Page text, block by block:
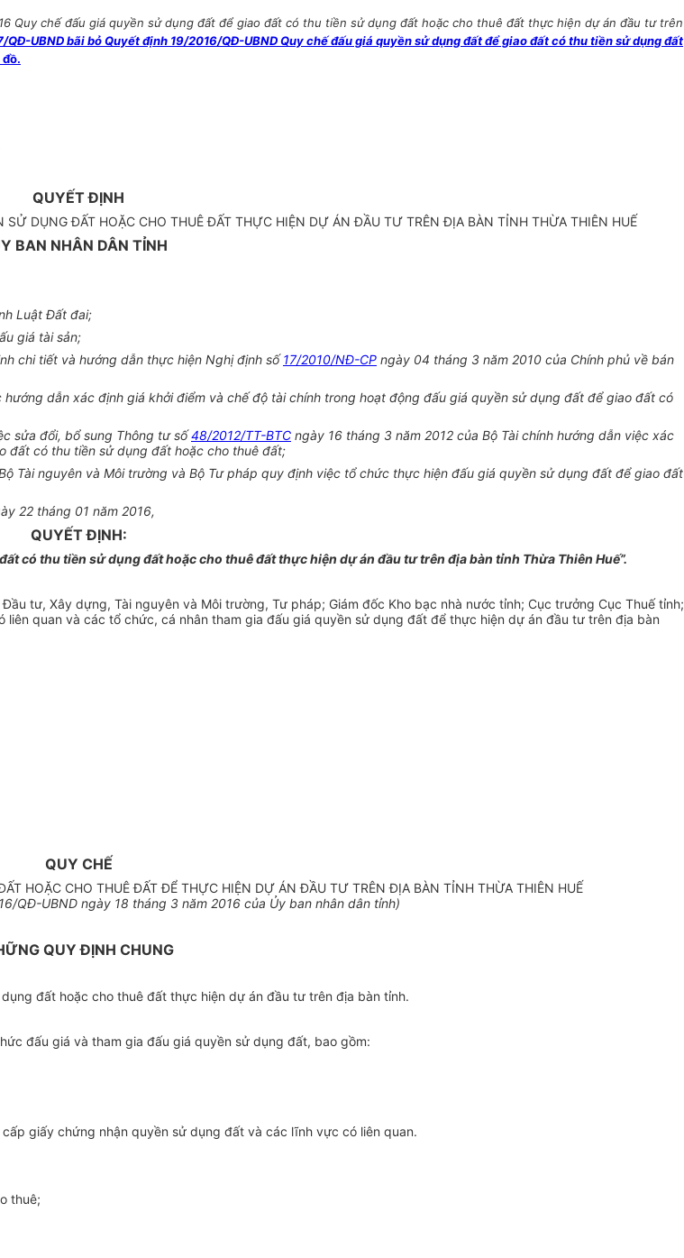
Quy chế đấu giá quyền sử dụng đất để giao đất có thu tiền sử dụng đất hoặc cho thuê đất thực hiện dự án đầu tư trên
QĐ-UBND bãi bỏ Quyết định 19/2016/QĐ-UBND Quy chế đấu giá quyền sử dụng đất để giao đất có thu tiền sử dụng đất
QUYẾT ĐỊNH
DỤNG ĐẤT HOẶC CHO THUÊ ĐẤT THỰC HIỆN DỰ ÁN ĐẦU TƯ TRÊN ĐỊA BÀN TỈNH THỪA THIÊN HUẾ
BAN NHÂN DÂN TỈNH
Luật Đất đai;
giá tài sản;
chi tiết và hướng dẫn thực hiện Nghị định số17/2010/NĐ-CP ngày 04 tháng 3 năm 2010 của Chính phủ về bán
dẫn xác định giá khởi điểm và chế độ tài chính trong hoạt động đấu giá quyền sử dụng đất để giao đất có
sửa đổi, bổ sung Thông tư số48/2012/TT-BTC ngày 16 tháng 3 năm 2012 của Bộ Tài chính hướng dẫn việc xác
đất có thu tiền sử dụng đất hoặc cho thuê đất;
Tài nguyên và Môi trường và Bộ Tư pháp quy định việc tổ chức thực hiện đấu giá quyền sử dụng đất để giao đất
22 tháng 01 năm 2016,
QUYẾT ĐỊNH:
có thu tiền sử dụng đất hoặc cho thuê đất thực hiện dự án đầu tư trên địa bàn tỉnh Thừa Thiên Huế”.
tư, Xây dựng, Tài nguyên và Môi trường, Tư pháp; Giám đốc Kho bạc nhà nước tỉnh; Cục trưởng Cục Thuế tỉnh;
quan và các tổ chức, cá nhân tham gia đấu giá quyền sử dụng đất để thực hiện dự án đầu tư trên địa bàn
QUY CHẾ
HOẶC CHO THUÊ ĐẤT ĐỂ THỰC HIỆN DỰ ÁN ĐẦU TƯ TRÊN ĐỊA BÀN TỈNH THỪA THIÊN HUẾ
QĐ-UBND ngày 18 tháng 3 năm 2016 của Ủy ban nhân dân tỉnh)
QUY ĐỊNH CHUNG
đất hoặc cho thuê đất thực hiện dự án đầu tư trên địa bàn tỉnh.
đấu giá và tham gia đấu giá quyền sử dụng đất, bao gồm:
giấy chứng nhận quyền sử dụng đất và các lĩnh vực có liên quan.
thuê;